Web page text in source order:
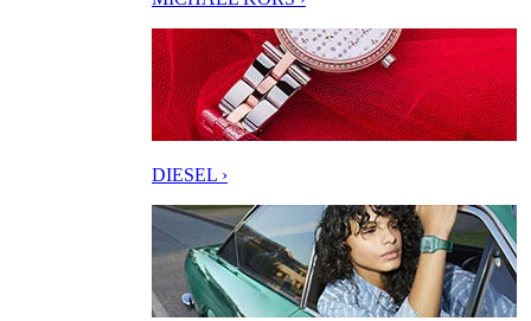
DIESEL ›